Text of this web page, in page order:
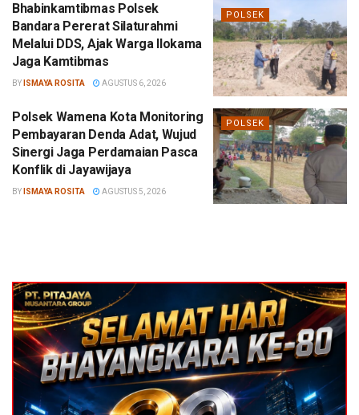
POLSEK
Bhabinkamtibmas Polsek
Bandara Pererat Silaturahmi
Melalui DDS, Ajak Warga Ilokama
Jaga Kamtibmas
BY ISMAYA ROSITA AGUSTUS 6, 2026
POLSEK
Polsek Wamena Kota Monitoring
Pembayaran Denda Adat, Wujud
Sinergi Jaga Perdamaian Pasca
Konflik di Jayawijaya
BY ISMAYA ROSITA AGUSTUS 5, 2026